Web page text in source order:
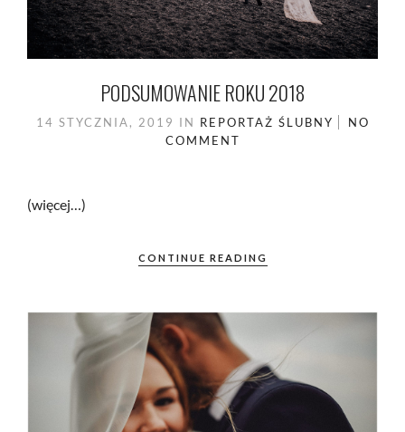
PODSUMOWANIE ROKU 2018
14 STYCZNIA, 2019 IN REPORTAŻ ŚLUBNY
NO
COMMENT
(więcej…)
CONTINUE READING